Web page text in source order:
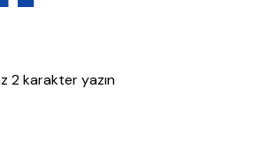
2 karakter yazın